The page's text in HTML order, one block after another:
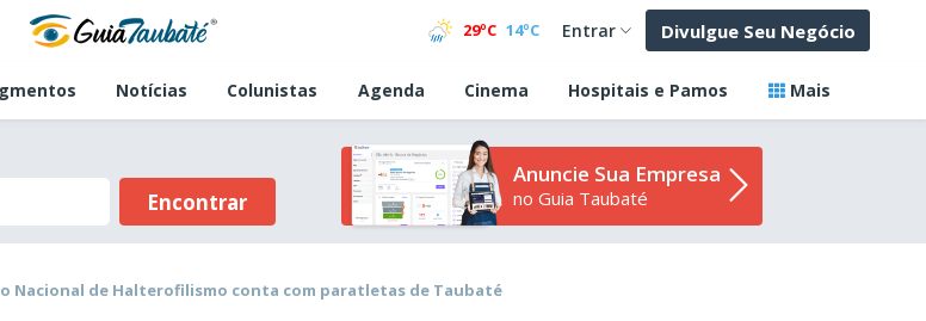
29ºC 14ºC Entrar Divulgue Seu Negócio
Notícias Colunistas Agenda Cinema Hospitais e Pamos Mais
Encontrar
Anuncie Sua Empresa
no Guia Taubaté
Nacional de Halterofilismo conta com paratletas de Taubaté